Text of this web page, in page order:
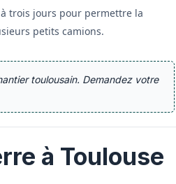
trois jours pour permettre la
petits camions.
toulousain. Demandez votre
à Toulouse